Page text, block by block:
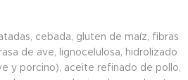
cebada, gluten de maíz, fibras
de ave, lignocelulosa, hidrolizado
y porcino), aceite refinado de pollo,